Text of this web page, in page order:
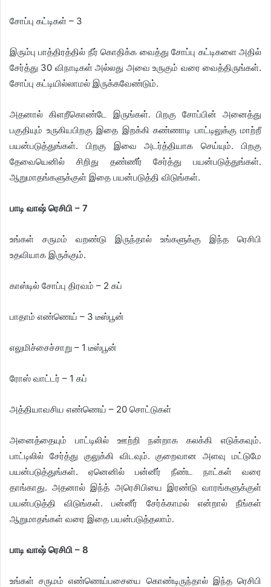
சோப்பு கட்டிகள் – 3
இரும்பு பாத்திரத்தில் நீர் கொதிக்க வைத்து சோப்பு கட்டிகளை அதில்
சேர்த்து 30 விநாடிகள் அல்லது அவை உருகும் வரை வைத்திருங்கள்.
சோப்பு கட்டியில்லாமல் இருக்கவேண்டும்.
அதனால் கிளறீகொண்டே இருங்கள். பிறகு சோப்பின் அனைத்து
பகுதியும் உருகியபிறகு இதை இறக்கி கண்ணாடி பாட்டிலுக்கு மாற்றீ
பயன்படுத்துங்கள். பிறகு இவை அடர்த்தியாக செய்யும். பிறகு
தேவையெனில் சிறிது தண்ணீர் சேர்த்து பயன்படுத்துங்கள்.
ஆறுமாதங்களுக்குள் இதை பயன்படுத்தி விடுங்கள்.
​பாடி வாஷ் ரெசிபி – 7
உங்கள் சருமம் வறண்டு இருந்தால் உங்களுக்கு இந்த ரெசிபி
உதவியாக இருக்கும்.
காஸ்டில் சோப்பு திரவம் – 2 கப்
பாதாம் எண்ணெய் – 3 டீஸ்பூன்
எலுமிச்சைச்சாறு – 1 டீஸ்பூன்
ரோஸ் வாட்டர் – 1 கப்
அத்தியாவசிய எண்ணெய் – 20 சொட்டுகள்
அனைத்தையும் பாட்டிலில் ஊற்றி நன்றாக கலக்கி எடுக்கவும்.
பாட்டிலில் சேர்த்து குலுக்கி விடவும். குறைவான அளவு மட்டுமே
பயன்படுத்துங்கள். ஏனெனில் பன்னீர் நீண்ட நாட்கள் வரை
தாங்காது. அதனால் இந்த் அரெசிபியை இரண்டு வாரங்களுக்குள்
பயன்படுத்தி விடுங்கள். பன்னீர் சேர்க்காமல் என்றால் நீங்கள்
ஆறுமாதங்கள் வரை இதை பயன்படுத்தலாம்.
​பாடி வாஷ் ரெசிபி – 8
உங்கள் சருமம் எண்ணெய்பசையை கொண்டிருந்தால் இந்த ரெசிபி